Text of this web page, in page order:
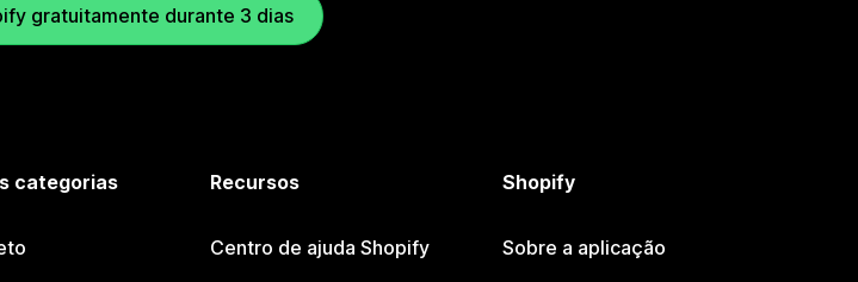
gratuitamente durante 3 dias
categorias Recursos
Centro de ajuda Shopify
Shopify
Sobre a aplicação